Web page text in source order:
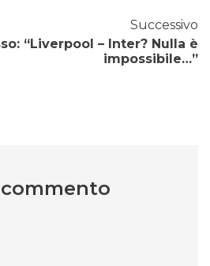
Successivo
“Liverpool – Inter? Nulla è
impossibile…”